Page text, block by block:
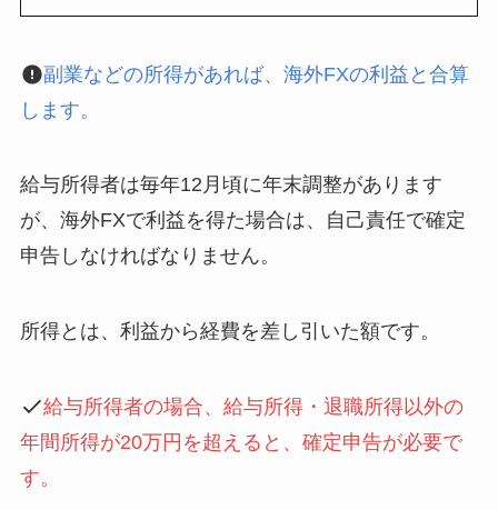
副業などの所得があれば、海外FXの利益と合算
します。
給与所得者は毎年12月頃に年末調整があります
が、海外FXで利益を得た場合は、自己責任で確定
申告しなければなりません。
所得とは、利益から経費を差し引いた額です。
給与所得者の場合、給与所得・退職所得以外の
年間所得が20万円を超えると、確定申告が必要で
す。